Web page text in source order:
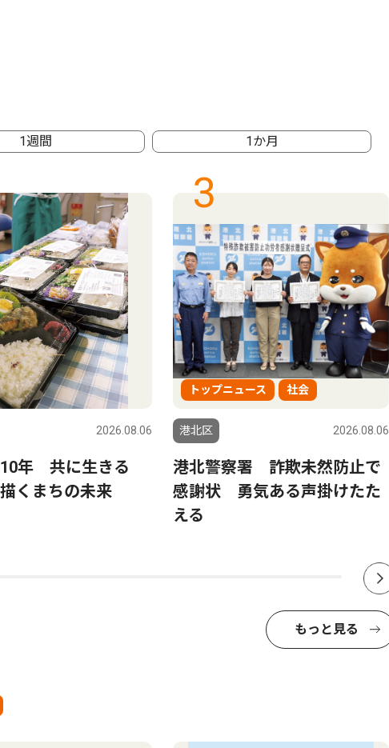
1週間 1か月
2026.08.06
10年 共に生きる
くまちの未来
3
トップニュース 社会
港北区 2026.08.06
港北警察署 詐欺未然防止で
感謝状 勇気ある声掛けたた
える
もっと見る